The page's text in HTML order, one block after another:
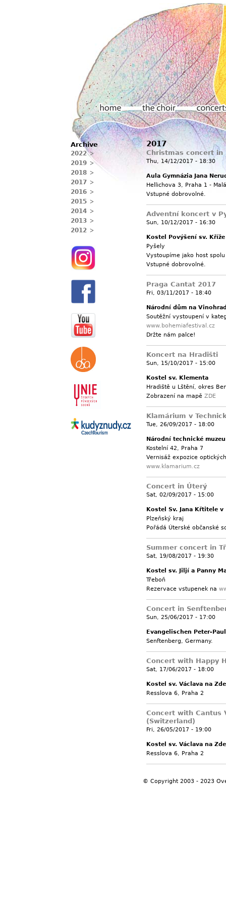
2017
Christmas concert in
Thu, 14/12/2017 - 18:30
Aula Gymnázia Jana
Hellichova 3, Praha 1 -
Vstupné dobrovolné.
Adventní koncert v
Sun, 10/12/2017 - 16:30
Kostel Povýšení sv. Kříže
Pyšely
Vystoupíme jako host
Vstupné dobrovolné.
Praga Cantat 2017
Fri, 03/11/2017 - 18:40
Národní dům na
Soutěžní vystoupení v
www.bohemiafestival.cz
Držte nám palce!
Koncert na Hradišti
Sun, 15/10/2017 - 15:00
Kostel sv. Klementa
Hradiště u Lštění, okres
Zobrazení na mapě ZDE
Klamárium v
Tue, 26/09/2017 - 18:00
Národní technické
Kostelní 42, Praha 7
Vernisáž expozice
www.klamarium.cz
Concert in Úterý
Sat, 02/09/2017 - 15:00
Kostel Sv. Jana Křtitele v
Plzeňský kraj
Pořádá Úterské občanské
Summer concert in
Sat, 19/08/2017 - 19:30
Kostel sv. Jiljí a Panny
Třeboň
Rezervace vstupenek na
Concert in
Sun, 25/06/2017 - 17:00
Evangelischen Peter-
Senftenberg, Germany.
Concert with Happy
Sat, 17/06/2017 - 18:00
Kostel sv. Václava na
Resslova 6, Praha 2
Concert with Cantus
(Switzerland)
Fri, 26/05/2017 - 19:00
Kostel sv. Václava na
Resslova 6, Praha 2
Main menu
Home The choir Concerts
Archive
2022
2019
2018
2017
2016
2015
2014
2013
2012
© Copyright 2003 - 2023